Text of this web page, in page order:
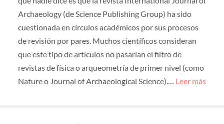
Archaeology (de Science Publishing Group) ha sido
cuestionada en círculos académicos por sus procesos
de revisión por pares. Muchos científicos consideran
que este tipo de artículos no pasarían el filtro de
revistas de física o arqueometría de primer nivel (como
Nature o Journal of Archaeological Science).… Leer más